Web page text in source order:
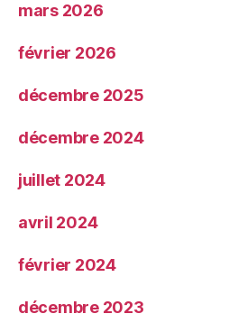
mars 2026
février 2026
décembre 2025
décembre 2024
juillet 2024
avril 2024
février 2024
décembre 2023